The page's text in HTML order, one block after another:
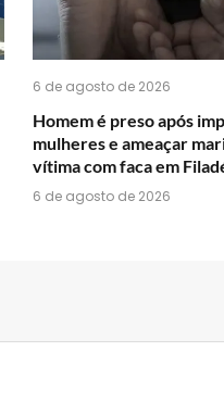
6 de agosto de 2026
Homem é preso após
mulheres e ameaçar
vítima com faca em
6 de agosto de 2026